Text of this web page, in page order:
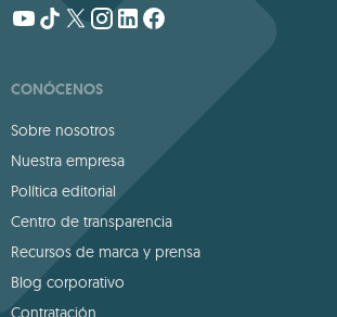
CONÓCENOS
Sobre nosotros
Nuestra empresa
Política editorial
Centro de transparencia
Recursos de marca y prensa
Blog corporativo
Contratación